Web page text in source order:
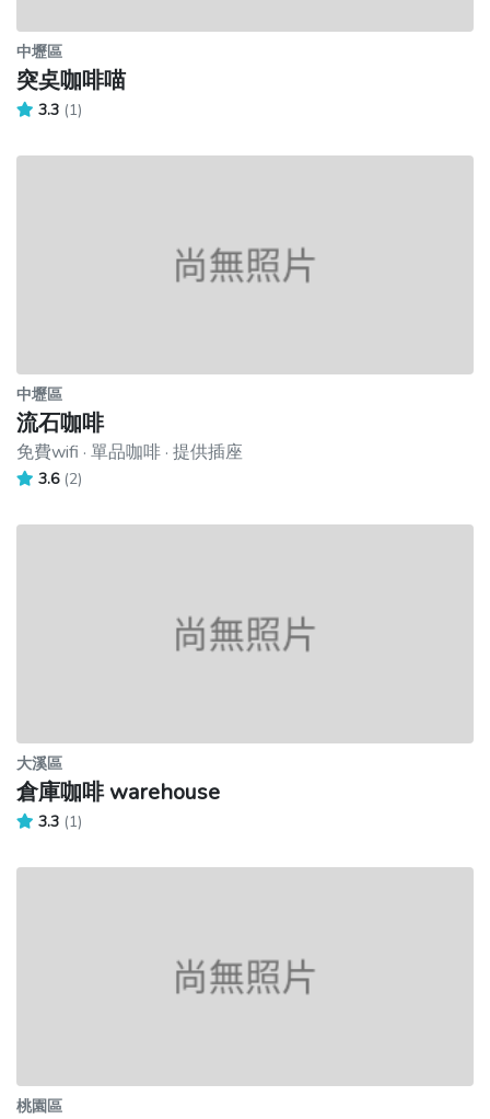
中壢區
突奌咖啡喵
3.3 (1)
中壢區
流石咖啡
免費wifi · 單品咖啡 · 提供插座
3.6 (2)
大溪區
倉庫咖啡 warehouse
3.3 (1)
桃園區